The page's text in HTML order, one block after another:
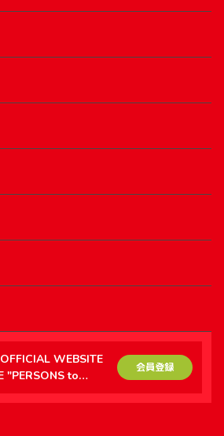
WEBSITE
"PERSONS to
PtoP）"
会員登録